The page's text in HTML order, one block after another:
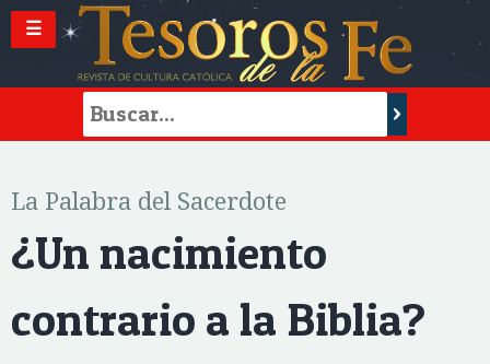
☰
La Palabra del Sacerdote
¿Un nacimiento
contrario a la Biblia?